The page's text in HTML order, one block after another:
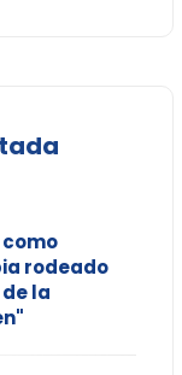
rodeado
la